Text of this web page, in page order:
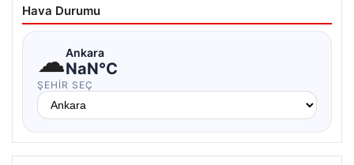
Hava Durumu
☁Ankara
NaN°C
ŞEHIR SEÇ